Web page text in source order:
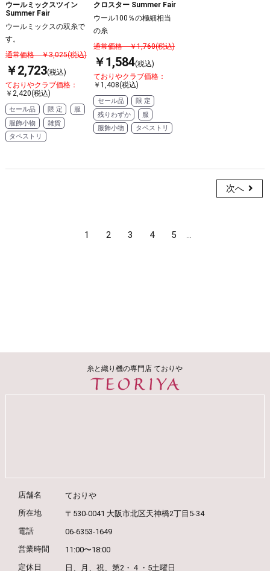
ウールミックスツイン
Summer Fair
ウールミックスの双糸で
す。
通常価格 ￥3,025(税込)
￥2,723(税込)
ておりやクラブ価格：
￥2,420(税込)
セール品 限 定
服
服飾小物
雑貨
タペストリ
クロスター Summer Fair
ウール100％の極細相当
の糸
通常価格 ￥1,760(税込)
￥1,584(税込)
ておりやクラブ価格：
￥1,408(税込)
セール品
限 定
残りわずか
服
服飾小物
タペストリ
1 2 3 4 5
次へ
糸と織り機の専門店 ておりや
店舗名
ておりや
所在地
〒530-0041 大阪市北区天神橋2丁目5-34
電話
06-6353-1649
営業時間
11:00〜18:00
定休日
日、月、祝、第2・４・5土曜日